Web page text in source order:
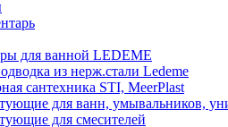
для ванной LEDEME
из нерж.стали Ledeme
сантехника STI, MeerPlast
для ванн, умывальников,
для смесителей